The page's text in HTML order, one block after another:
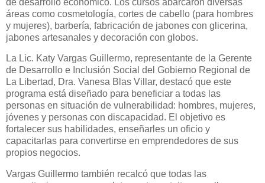
áreas como cosmetología, cortes de cabello (para hombres
y mujeres), barbería, fabricación de jabones con glicerina,
jabones artesanales y decoración con globos.
La Lic. Katy Vargas Guillermo, representante de la Gerente
de Desarrollo e Inclusión Social del Gobierno Regional de
La Libertad, Dra. Vanesa Blas Villar, destacó que este
programa está diseñado para beneficiar a todas las
personas en situación de vulnerabilidad: hombres, mujeres,
jóvenes y personas con discapacidad. El objetivo es
fortalecer sus habilidades, enseñarles un oficio y
capacitarlas para convertirse en emprendedores de sus
propios negocios.
Vargas Guillermo también recalcó que todas las